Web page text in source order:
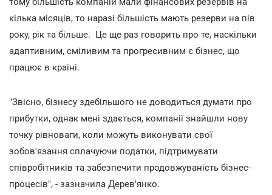
кілька місяців, то наразі більшість мають резерви на пів
року, рік та більше. Це ще раз говорить про те, наскільки
адаптивним, сміливим та прогресивним є бізнес, що
працює в країні.
"Звісно, бізнесу здебільшого не доводиться думати про
прибутки, однак мені здається, компанії знайшли нову
точку рівноваги, коли можуть виконувати свої
зобов'язання сплачуючи податки, підтримувати
співробітників та забезпечити продовжуваність бізнес-
процесів", - зазначила Дерев'янко.